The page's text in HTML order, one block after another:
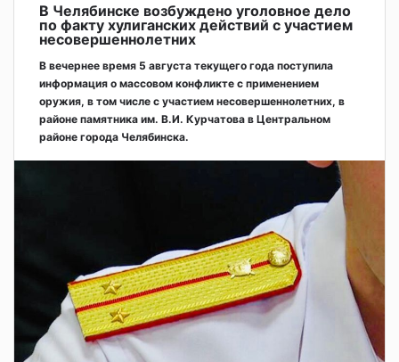
В Челябинске возбуждено уголовное дело
по факту хулиганских действий с участием
несовершеннолетних
В вечернее время 5 августа текущего года поступила
информация о массовом конфликте с применением
оружия, в том числе с участием несовершеннолетних, в
районе памятника им. В.И. Курчатова в Центральном
районе города Челябинска.